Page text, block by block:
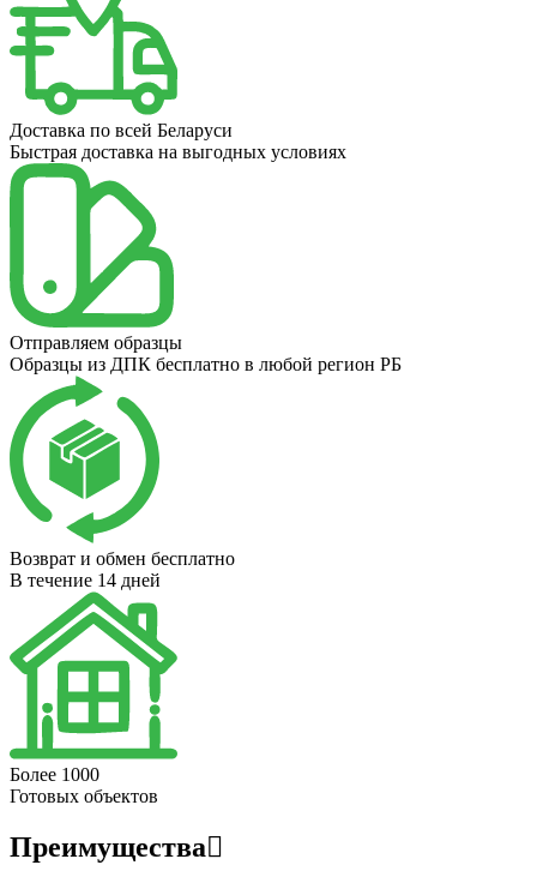
Доставка по всей Беларуси
Быстрая доставка на выгодных условиях
Отправляем образцы
Образцы из ДПК бесплатно в любой регион РБ
Возврат и обмен бесплатно
В течение 14 дней
Более 1000
Готовых объектов
Преимущества